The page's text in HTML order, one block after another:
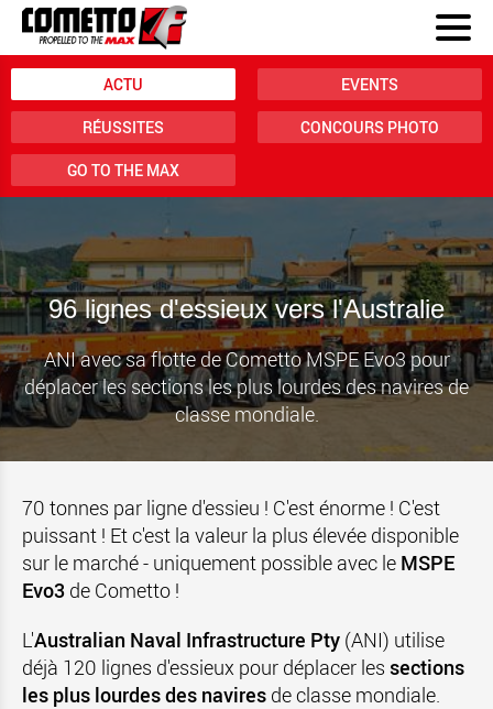
ACTU EVENTS
RÉUSSITES CONCOURS PHOTO
GO TO THE MAX
96 lignes d'essieux vers l'Australie
ANI avec sa flotte de Cometto MSPE Evo3 pour
déplacer les sections les plus lourdes des navires de
classe mondiale.
70 tonnes par ligne d'essieu ! C'est énorme ! C'est
puissant ! Et c'est la valeur la plus élevée disponible
sur le marché - uniquement possible avec le MSPE
Evo3 de Cometto !
L'Australian Naval Infrastructure Pty (ANI) utilise
déjà 120 lignes d'essieux pour déplacer les sections
les plus lourdes des navires de classe mondiale.